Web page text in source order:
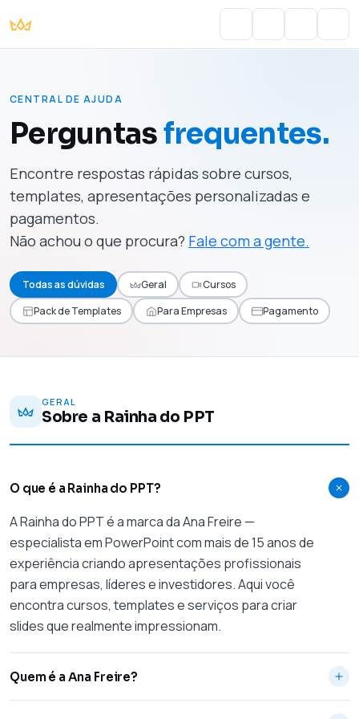
CENTRAL DE AJUDA
Perguntasfrequentes.
Encontre respostas rápidas sobre cursos,
templates, apresentações personalizadas e
pagamentos.
Não achou o que procura? Fale com a gente.
Todas as dúvidas Geral
Cursos
Pack de Templates
Para Empresas Pagamento
GERAL
Sobre a Rainha do PPT
O que é a Rainha do PPT?
A Rainha do PPT é a marca da Ana Freire —
especialista em PowerPoint com mais de 15 anos de
experiência criando apresentações profissionais
para empresas, líderes e investidores. Aqui você
encontra cursos, templates e serviços para criar
slides que realmente impressionam.
Quem é a Ana Freire?